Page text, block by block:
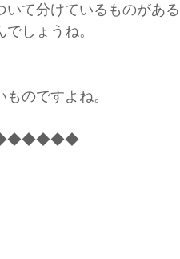
て分けているものがある
しょうね。
のですよね。